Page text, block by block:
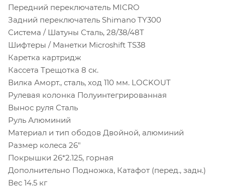
Передний переключатель MICRO
Задний переключатель Shimano TY300
Система / Шатуны Сталь, 28/38/48T
Шифтеры / Манетки Microshift TS38
Каретка картридж
Кассета Трещотка 8 ск.
Вилка Аморт., сталь, ход 110 мм. LOCKOUT
Рулевая колонка Полуинтегрированная
Вынос руля Сталь
Руль Алюминий
Материал и тип ободов Двойной, алюминий
Размер колеса 26"
Покрышки 26*2.125, горная
Дополнительно Подножка, Катафот (перед., задн.)
Вес 14.5 кг